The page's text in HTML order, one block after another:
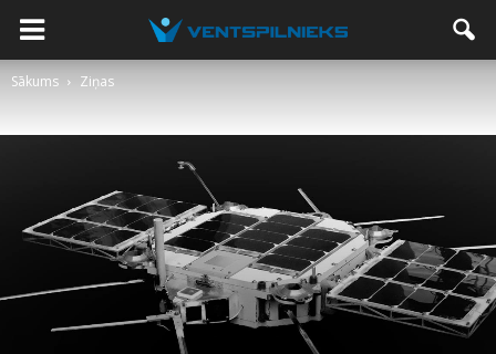
Sākums Ziņas